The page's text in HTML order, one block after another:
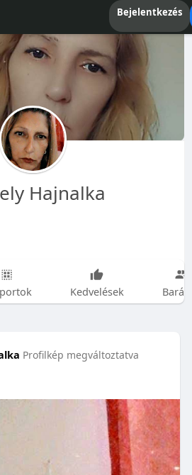
Bejelentkezés
Hajnalka
Kedvelések
Profilkép megváltoztatva